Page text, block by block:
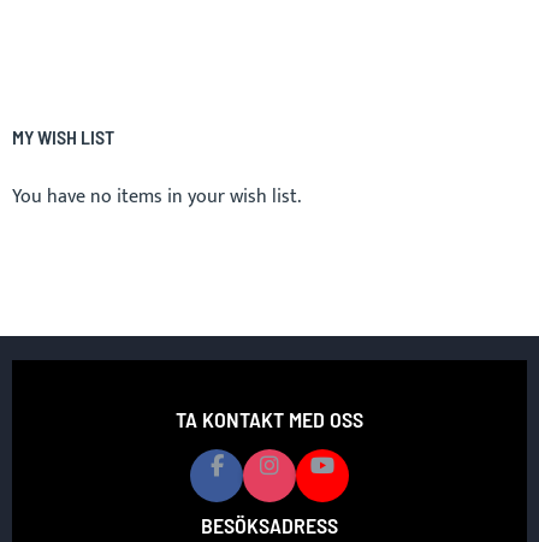
MY WISH LIST
You have no items in your wish list.
TA KONTAKT MED OSS
BESÖKSADRESS